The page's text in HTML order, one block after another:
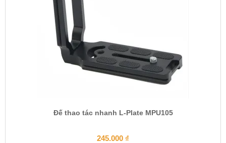
Đế thao tác nhanh L-Plate MPU105
245.000 ₫